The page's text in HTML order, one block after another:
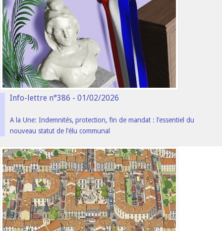
Info-lettre n°386 - 01/02/2026
A la Une: Indemnités, protection, fin de mandat : l’essentiel du
nouveau statut de l’élu communal